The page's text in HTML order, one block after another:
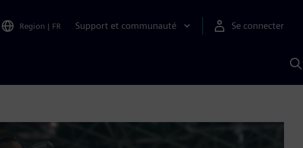
Region | FR Support et communauté Se connecter